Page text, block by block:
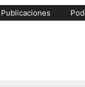
Publicaciones